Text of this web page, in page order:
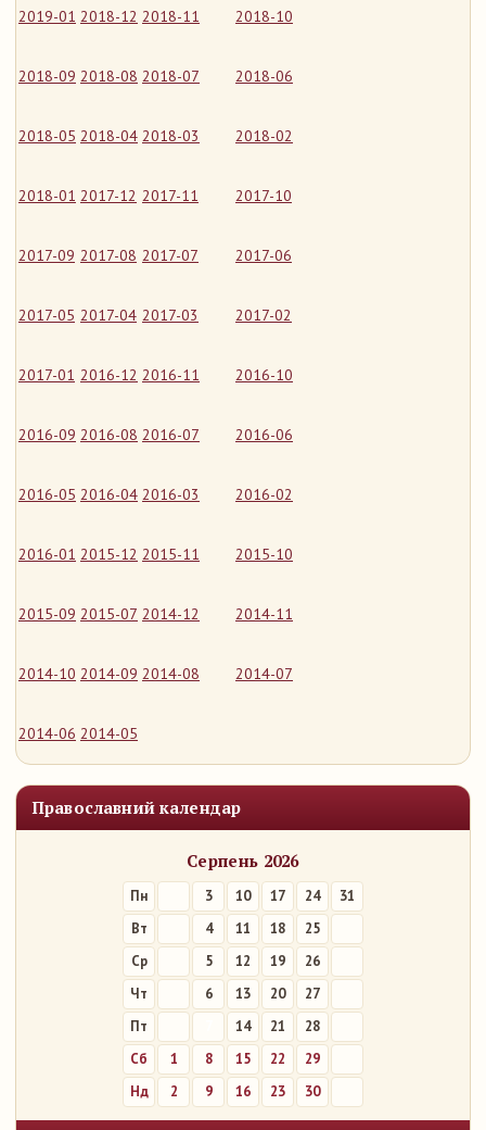
2019-01 2018-12 2018-11 2018-10
2018-09 2018-08 2018-07 2018-06
2018-05 2018-04 2018-03 2018-02
2018-01 2017-12 2017-11 2017-10
2017-09 2017-08 2017-07 2017-06
2017-05 2017-04 2017-03 2017-02
2017-01 2016-12 2016-11 2016-10
2016-09 2016-08 2016-07 2016-06
2016-05 2016-04 2016-03 2016-02
2016-01 2015-12 2015-11 2015-10
2015-09 2015-07 2014-12 2014-11
2014-10 2014-09 2014-08 2014-07
2014-06 2014-05
Православний календар
Серпень 2026
Пн 3 10 17 24
31
Вт
4 11 18
25
Ср
5 12 19
26
Чт
6 13 20
27
Пт
14 21
28
Сб
1 8 15 22
29
Нд
2 9 16 23 30